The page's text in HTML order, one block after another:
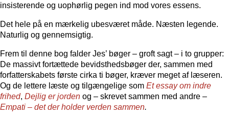
insisterende og uophørlig pegen ind mod vores essens.
Det hele på en mærkelig ubesværet måde. Næsten legende.
Naturlig og gennemsigtig.
Frem til denne bog falder Jes’ bøger – groft sagt – i to grupper:
De massivt fortættede bevidsthedsbøger der, sammen med
forfatterskabets første cirka ti bøger, kræver meget af læseren.
Og de lettere læste og tilgængelige som Et essay om indre
frihed, Dejlig er jorden og – skrevet sammen med andre –
Empati – det der holder verden sammen.